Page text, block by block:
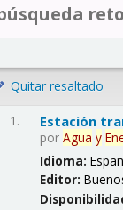
Quitar resaltado
1. Estación
porAgua y
Idioma:
Editor: